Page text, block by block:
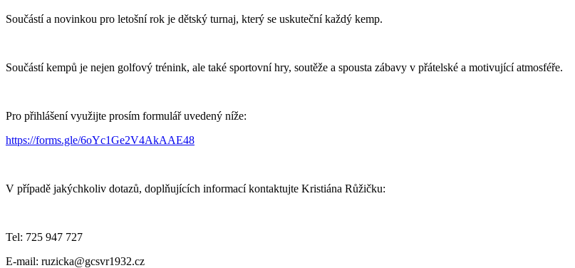
Součástí a novinkou pro letošní rok je dětský turnaj, který se uskuteční každý kemp.
Součástí kempů je nejen golfový trénink, ale také sportovní hry, soutěže a spousta zábavy v přátelské a motivující atmosféře.
Pro přihlášení využijte prosím formulář uvedený níže:
https://forms.gle/6oYc1Ge2V4AkAAE48
V případě jakýchkoliv dotazů, doplňujících informací kontaktujte Kristiána Růžičku:
Tel: 725 947 727
E-mail: ruzicka@gcsvr1932.cz